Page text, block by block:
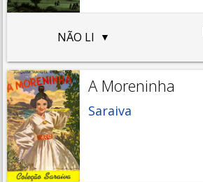
NÃO LI
A Moreninha
Saraiva